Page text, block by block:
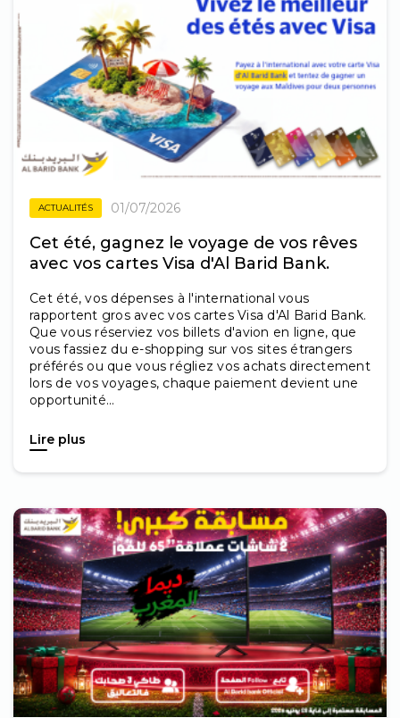
ACTUALITÉS 01/07/2026
Cet été, gagnez le voyage de vos rêves
avec vos cartes Visa d'Al Barid Bank.
Cet été, vos dépenses à l'international vous
rapportent gros avec vos cartes Visa d'Al Barid Bank.
Que vous réserviez vos billets d'avion en ligne, que
vous fassiez du e-shopping sur vos sites étrangers
préférés ou que vous régliez vos achats directement
lors de vos voyages, chaque paiement devient une
opportunité...
Lire plus